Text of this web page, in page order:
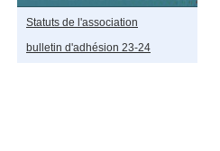
Statuts de l'association
bulletin d'adhésion 23-24